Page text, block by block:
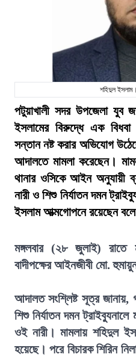
শহিদুল
পটুয়াখালী সদর উপজেলা যুব
ইসলামের বিরুদ্ধে এক বিধবা
সন্তান নষ্ট করার অভিযোগ
আদালতে মামলা করেছেন।
থানার ওসিকে আইন অনুযায়ী
নারী ও শিশু নির্যাতন দমন
ইসলাম আত্মগোপনে রয়েছেন
মঙ্গলবার (২৮ জুলাই) রাতে
বাদীপক্ষের আইনজীবী মো.
আদালত সংশ্লিষ্ট সূত্র জানায়,
শিশু নির্যাতন দমন
ওই নারী। মামলায় শহিদুল
হয়েছে। পরে বিচারক শিরিন